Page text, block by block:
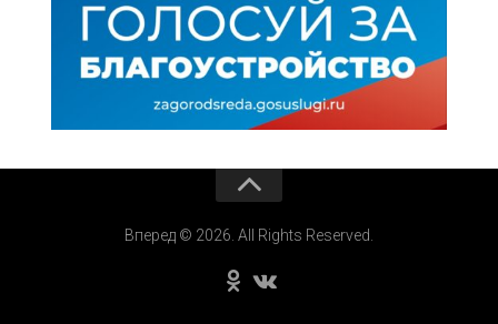
Вперед © 2026. All Rights Reserved.